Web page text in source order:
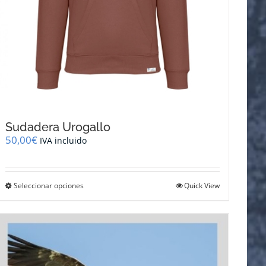
Sudadera Urogallo
50,00€ IVA incluido
Seleccionar opcionesEste
múltiples
Quick View